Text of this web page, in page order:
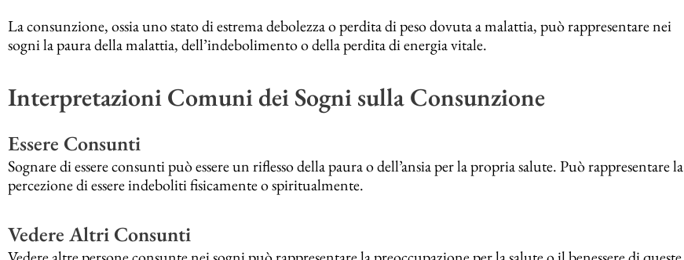
La consunzione, ossia uno stato di estrema debolezza o perdita di peso dovuta a malattia, può rappresentare nei
sogni la paura della malattia, dell’indebolimento o della perdita di energia vitale.
Interpretazioni Comuni dei Sogni sulla Consunzione
Essere Consunti
Sognare di essere consunti può essere un riflesso della paura o dell’ansia per la propria salute. Può rappresentare la
percezione di essere indeboliti fisicamente o spiritualmente.
Vedere Altri Consunti